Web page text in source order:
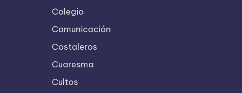
Colegio
Comunicación
Costaleros
Cuaresma
Cultos